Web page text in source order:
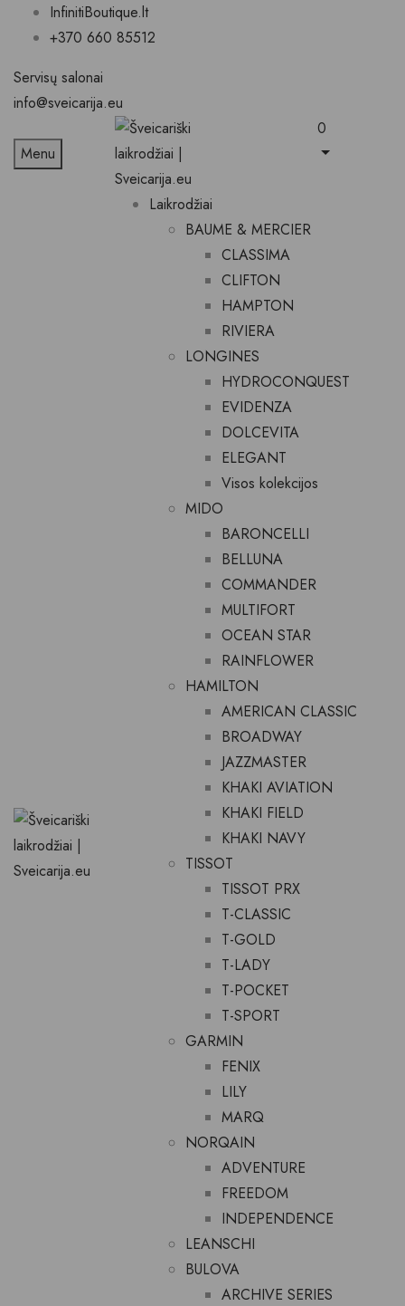
InfinitiBoutique.lt
+370 660 85512
Servisų salonai
info@sveicarija.eu
Menu
0
Laikrodžiai
BAUME & MERCIER
CLASSIMA
CLIFTON
HAMPTON
RIVIERA
LONGINES
HYDROCONQUEST
EVIDENZA
DOLCEVITA
ELEGANT
Visos kolekcijos
MIDO
BARONCELLI
BELLUNA
COMMANDER
MULTIFORT
OCEAN STAR
RAINFLOWER
HAMILTON
AMERICAN CLASSIC
BROADWAY
JAZZMASTER
KHAKI AVIATION
KHAKI FIELD
KHAKI NAVY
TISSOT
TISSOT PRX
T-CLASSIC
T-GOLD
T-LADY
T-POCKET
T-SPORT
GARMIN
FENIX
LILY
MARQ
NORQAIN
ADVENTURE
FREEDOM
INDEPENDENCE
LEANSCHI
BULOVA
ARCHIVE SERIES